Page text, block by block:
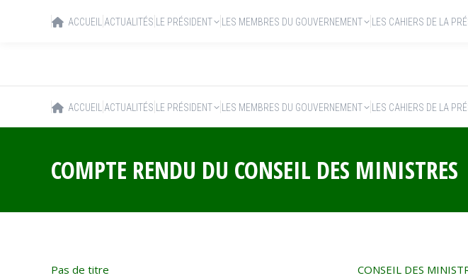
ACCUEIL ACTUALITÉS LE PRÉSIDENT LES MEMBRES DU GOUVERNEMENT LES CAHIERS DE LA
COMPTE RENDU DU CONSEIL DES MINISTRES
Pas de titre
CONSEIL DES
ACCUEIL ACTUALITÉS LE PRÉSIDENT LES MEMBRES DU GOUVERNEMENT LES CAHIERS DE LA